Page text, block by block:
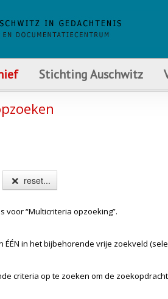
Stichting Auschwitz
reset...
voor “Multicriteria opzoeking”.
in het bijbehorende vrije zoekveld
criteria op te zoeken om de